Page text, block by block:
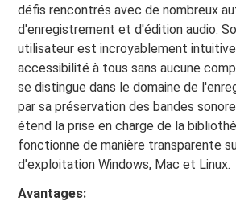
défis rencontrés avec de nombreux
d'enregistrement et d'édition audio.
utilisateur est incroyablement
accessibilité à tous sans aucune
se distingue dans le domaine de
par sa préservation des bandes
étend la prise en charge de la
fonctionne de manière transparente
d'exploitation Windows, Mac et Linux.
Avantages: